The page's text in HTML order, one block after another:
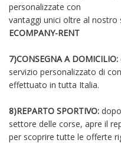
personalizzate con
vantaggi unici oltre al nostro
ECOMPANY-RENT
7)CONSEGNA A DOMICILIO:
servizio personalizzato di
effettuato in tutta Italia.
8)REPARTO SPORTIVO:
settore delle corse, apre il
per scoprire tutte le offerte